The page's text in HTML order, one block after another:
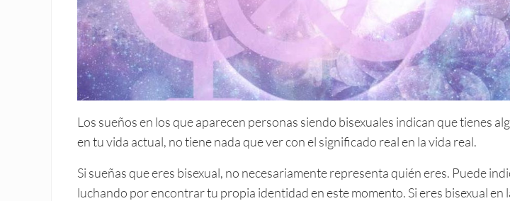
Los sueños en los que aparecen personas siendo bisexuales indican que tienes
en tu vida actual, no tiene nada que ver con el significado real en la vida real.
Si sueñas que eres bisexual, no necesariamente representa quién eres. Puede
luchando por encontrar tu propia identidad en este momento. Si eres bisexual en